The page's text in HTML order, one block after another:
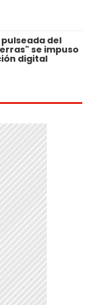
del
se impuso
digital